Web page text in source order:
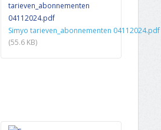
Simyo tarieven_abonnementen 04112024.pdf
(55.6 KB)